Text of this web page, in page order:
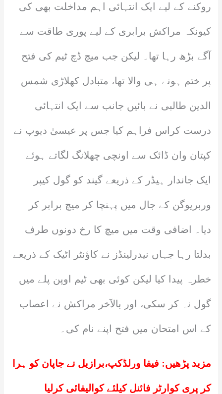
روکنے کے لیے ایک انتہائی اہم مداخلت بھی کی
کیونکہ مراکش برابری کے لیے پوری طاقت سے
آگے بڑھ رہا تھا۔ لیکن جب میچ ڈچ ٹیم کی فتح
پر ختم ہونے ہی والا تھا، متبادل کھلاڑی شمس
الدین طالبی نے بائیں جانب سے ایک انتہائی
درست کراس فراہم کیا جس پر عیسیٰ دیوپ نے
کپتان وان ڈائک سے اونچی چھلانگ لگاتے ہوئے
ایک جاندار ہیڈر کے ذریعے گیند کو گول کیپر
وربریوگن کے جال میں پہنچا کر میچ برابر کر
دیا۔ اضافی وقت میں میچ کا رخ دونوں طرف
بدلتا رہا جہاں نیدرلینڈز نے کاؤنٹر اٹیک کے ذریعے
خطرہ پیدا کیا لیکن کوئی بھی ٹیم اوپن پلے میں
گول نہ کر سکی، اور بالآخر مراکش نے اعصاب
کے اس امتحان میں فتح اپنے نام کی۔
مزید پڑھیں: فیفا ورلڈکپ،برازیل نے جاپان کو ہرا
کر پری کوارٹر فائنل کیلئے کوالیفائی کرلیا